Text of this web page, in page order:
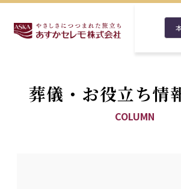
葬儀・お役立ち情
COLUMN